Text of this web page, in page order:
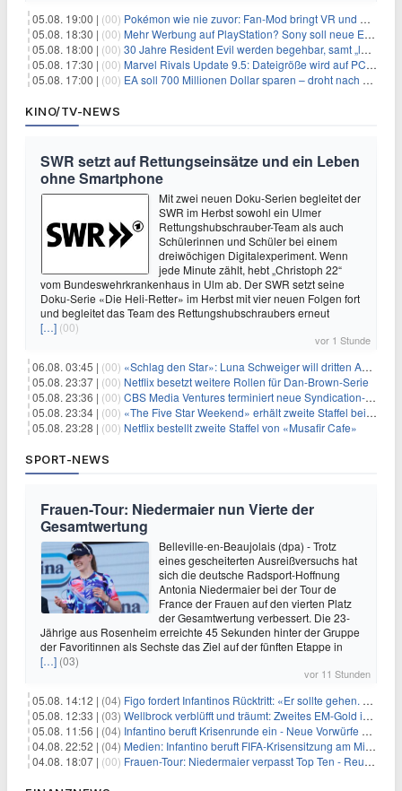
05.08. 19:00 | (00) Pokémon wie nie zuvor: Fan-Mod bringt VR und Ego-Perspektive nach Kanto
05.08. 18:30 | (00) Mehr Werbung auf PlayStation? Sony soll neue Einnahmequellen prüfen
05.08. 18:00 | (00) 30 Jahre Resident Evil werden begehbar, samt „lebensgroßem Leon“
05.08. 17:30 | (00) Marvel Rivals Update 9.5: Dateigröße wird auf PC und Konsolen deutlich reduziert
05.08. 17:00 | (00) EA soll 700 Millionen Dollar sparen – droht nach der Übernahme die nächste Entlassungswelle?
KINO/TV-NEWS
SWR setzt auf Rettungseinsätze und ein Leben
ohne Smartphone
Mit zwei neuen Doku-Serien begleitet der
SWR im Herbst sowohl ein Ulmer
Rettungshubschrauber-Team als auch
Schülerinnen und Schüler bei einem
dreiwöchigen Digitalexperiment. Wenn
jede Minute zählt, hebt „Christoph 22“
vom Bundeswehrkrankenhaus in Ulm ab. Der SWR setzt seine
Doku-Serie «Die Heli-Retter» im Herbst mit vier neuen Folgen fort
und begleitet das Team des Rettungshubschraubers erneut
[…] (00)
vor 1 Stunde
06.08. 03:45 | (00) «Schlag den Star»: Luna Schweiger will dritten Anlauf nutzen
05.08. 23:37 | (00) Netflix besetzt weitere Rollen für Dan-Brown-Serie
05.08. 23:36 | (00) CBS Media Ventures terminiert neue Syndication-Formate
05.08. 23:34 | (00) «The Five Star Weekend» erhält zweite Staffel bei Peacock
05.08. 23:28 | (00) Netflix bestellt zweite Staffel von «Musafir Cafe»
SPORT-NEWS
Frauen-Tour: Niedermaier nun Vierte der
Gesamtwertung
Belleville-en-Beaujolais (dpa) - Trotz
eines gescheiterten Ausreißversuchs hat
sich die deutsche Radsport-Hoffnung
Antonia Niedermaier bei der Tour de
France der Frauen auf den vierten Platz
der Gesamtwertung verbessert. Die 23-
Jährige aus Rosenheim erreichte 45 Sekunden hinter der Gruppe
der Favoritinnen als Sechste das Ziel auf der fünften Etappe in
[…] (03)
vor 11 Stunden
05.08. 14:12 | (04) Figo fordert Infantinos Rücktritt: «Er sollte gehen. Jetzt»
05.08. 12:33 | (03) Wellbrock verblüfft und träumt: Zweites EM-Gold in Paris
05.08. 11:56 | (04) Infantino beruft Krisenrunde ein - Neue Vorwürfe gegen FIFA
04.08. 22:52 | (04) Medien: Infantino beruft FIFA-Krisensitzung am Mittwoch ein
04.08. 18:07 | (00) Frauen-Tour: Niedermaier verpasst Top Ten - Reusser siegt